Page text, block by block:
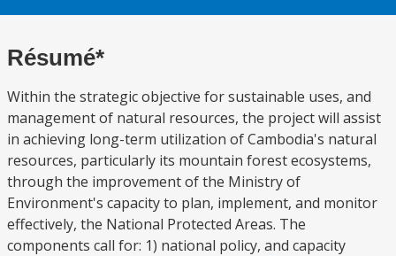
Résumé*
Within the strategic objective for sustainable uses, and
management of natural resources, the project will assist
in achieving long-term utilization of Cambodia's natural
resources, particularly its mountain forest ecosystems,
through the improvement of the Ministry of
Environment's capacity to plan, implement, and monitor
effectively, the National Protected Areas. The
components call for: 1) national policy, and capacity